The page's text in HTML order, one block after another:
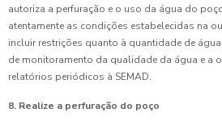
autoriza a perfuração e o uso da água do
atentamente as condições estabelecidas na
incluir restrições quanto à quantidade de
de monitoramento da qualidade da água e a
relatórios periódicos à SEMAD.
8. Realize a perfuração do poço